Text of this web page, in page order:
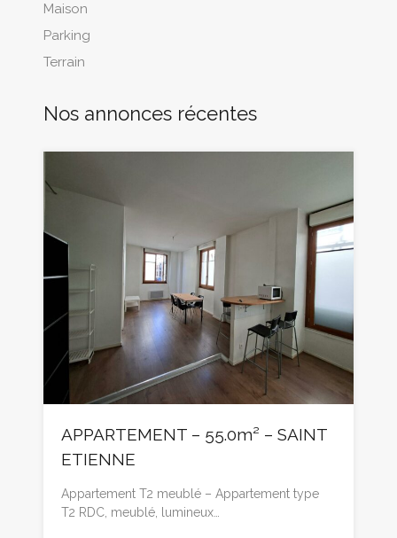
Maison
Parking
Terrain
Nos annonces récentes
APPARTEMENT – 55.0m² – SAINT
ETIENNE
Appartement T2 meublé – Appartement type
T2 RDC, meublé, lumineux…